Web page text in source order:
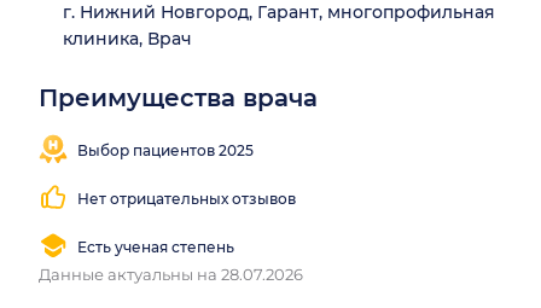
г. Нижний Новгород, Гарант, многопрофильная
клиника, Врач
Преимущества врача
Выбор пациентов 2025
Нет отрицательных отзывов
Есть ученая степень
Данные актуальны на 28.07.2026